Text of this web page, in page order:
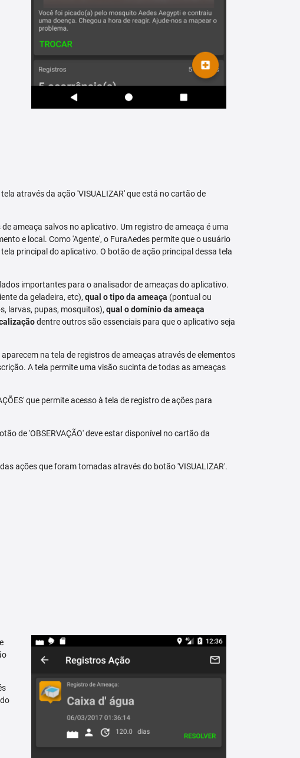
através da ação 'VISUALIZAR' que está no cartão de
ameaça salvos no aplicativo. Um registro de ameaça é uma
e local. Como 'Agente', o FuraAedes permite que o usuário
principal do aplicativo. O botão de ação principal dessa tela
importantes para o analisador de ameaças do aplicativo.
da geladeira, etc),qual o tipo da ameaça (pontual ou
larvas, pupas, mosquitos),qual o domínio da ameaça
dentre outros são essenciais para que o aplicativo seja
na tela de registros de ameaças através de elementos
A tela permite uma visão sucinta de todas as ameaças
que permite acesso à tela de registro de ações para
de 'OBSERVAÇÃO' deve estar disponível no cartão da
ações que foram tomadas através do botão 'VISUALIZAR'.